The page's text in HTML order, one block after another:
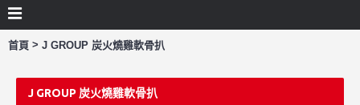
首頁 > J GROUP 炭火燒雞軟骨扒
J GROUP 炭火燒雞軟骨扒